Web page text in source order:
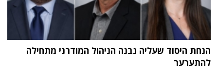
הנחת היסוד שעליה נבנה הניהול המודרני מתחילה
להתערער